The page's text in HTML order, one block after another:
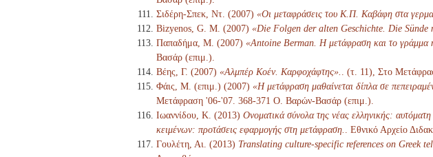
Σιδέρη-Σπεκ, Ντ. (2007) «Οι μεταφράσεις του Κ.Π. Καβάφη στα
Bizyenos, G. M. (2007) «Die Folgen der alten Geschichte. Die Sünde
Παπαδήμα, Μ. (2007) «Antoine Berman. Η μετάφραση και το γράμμα
Βασάρ (επιμ.).
Βέης, Γ. (2007) «Αλμπέρ Κοέν. Καρφοχάφτης».
. (τ. 11), Στο
Φάις, Μ. (επιμ.) (2007) «Η μετάφραση μαθαίνεται δίπλα σε
Μετάφραση '06-'07. 368-371 Ο. Βαρών-Βασάρ (επιμ.).
Ιωαννίδου, Κ. (2013) Ονοματικά σύνολα της νέας ελληνικής:
κειμένων: προτάσεις εφαρμογής στη μετάφραση.
. Εθνικό Αρχείο
Γουλέτη, Αι. (2013) Translating culture-specific references on Greek